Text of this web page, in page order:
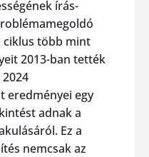
írás-
ciklus több mint
2013-ban tették
eredményei egy
adnak a
Ez a
nemcsak az